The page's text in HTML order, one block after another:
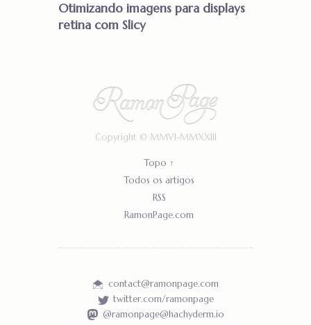
Otimizando imagens para displays
retina com Slicy
Copyright © MMVI-MMXXIII
Topo ↑
Todos os artigos
RSS
RamonPage.com
contact@ramonpage.com
twitter.com/ramonpage
@ramonpage@hachyderm.io